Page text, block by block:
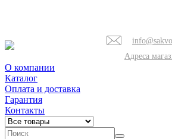
Адреса
О компании
Каталог
Оплата и доставка
Гарантия
Контакты